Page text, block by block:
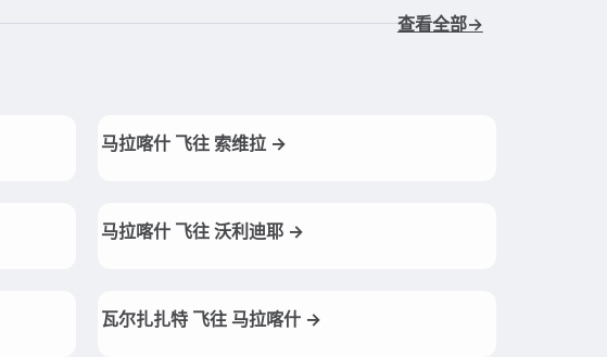
查看全部→
马拉喀什 飞往 索维拉 →
马拉喀什 飞往 沃利迪耶 →
瓦尔扎扎特 飞往 马拉喀什 →